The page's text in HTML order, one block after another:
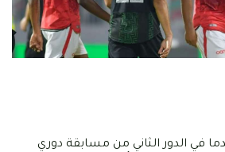
في الدور الثاني من مسابقة دوري